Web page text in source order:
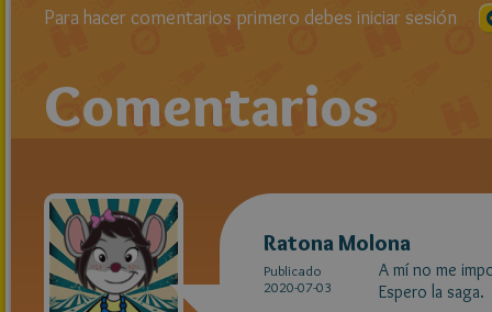
Para hacer comentarios primero debes iniciar sesión
Comentarios
Ratona Molona
Publicado
2020-07-03
A mí no me
Espero la saga.